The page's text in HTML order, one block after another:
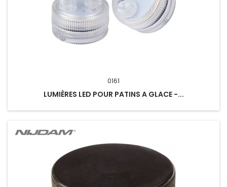
0161
LUMIÈRES LED POUR PATINS A GLACE -...